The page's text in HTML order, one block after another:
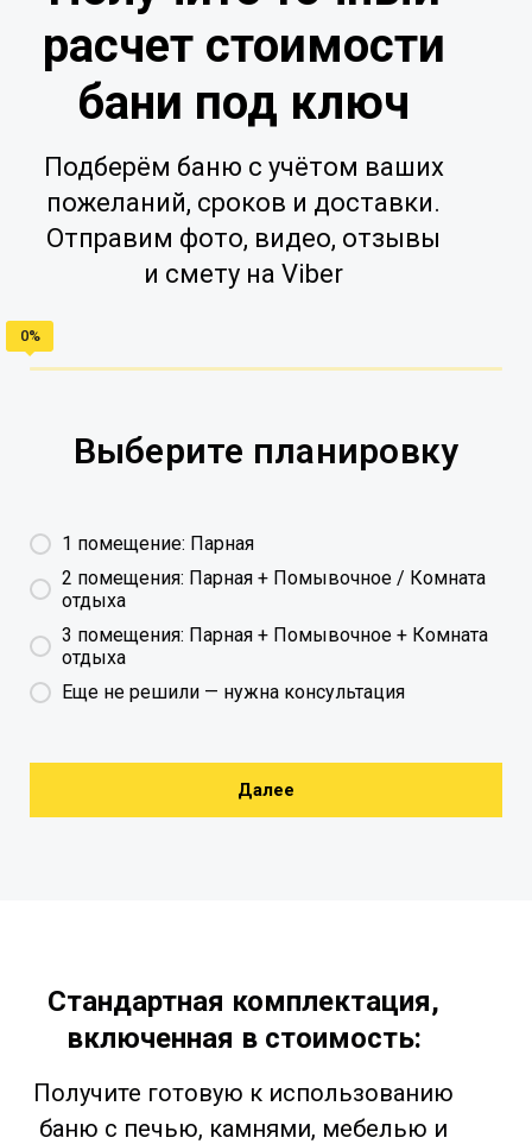
Подберём баню с учётом ваших
пожеланий, сроков и доставки.
Отправим фото, видео, отзывы
и смету на Viber
расчет стоимости
бани под ключ
Выберите планировку
1 помещение: Парная
2 помещения: Парная + Помывочное / Комната
отдыха
3 помещения: Парная + Помывочное + Комната
отдыха
Еще не решили — нужна консультация
Далее
Получите готовую к использованию
баню с печью, камнями, мебелью и
Стандартная комплектация,
включенная в стоимость: